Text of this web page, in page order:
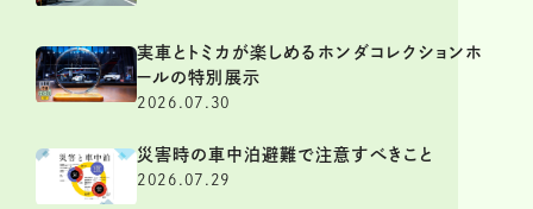
実車とトミカが楽しめるホンダコレクションホ
ールの特別展示
2026.07.30
災害時の車中泊避難で注意すべきこと
2026.07.29